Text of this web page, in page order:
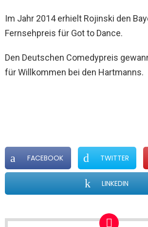
Im Jahr 2014 erhielt Rojinski den
Fernsehpreis für Got to Dance.
Den Deutschen Comedypreis
für Willkommen bei den Hartmanns.
FACEBOOK TWITTER
LINKEDIN